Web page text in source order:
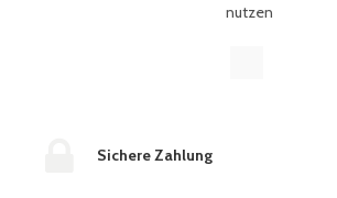
nutzen
Sichere Zahlung